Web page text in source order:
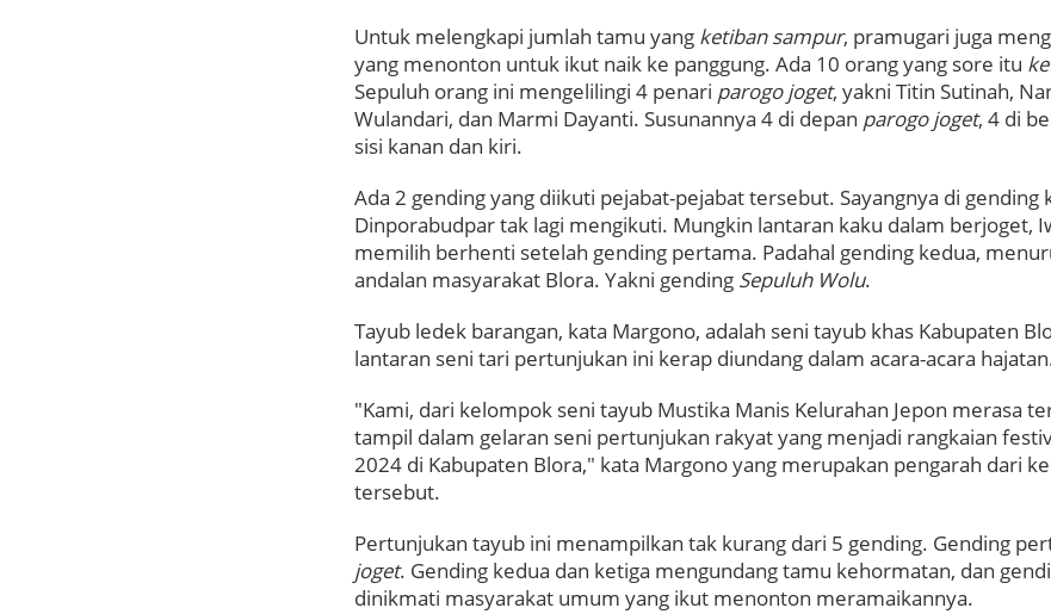
Untuk melengkapi jumlah tamu yang ketiban sampur, pramugari juga
yang menonton untuk ikut naik ke panggung. Ada 10 orang yang sore itu
Sepuluh orang ini mengelilingi 4 penari parogo joget, yakni Titin Sutinah,
Wulandari, dan Marmi Dayanti. Susunannya 4 di depan parogo joget, 4 di
sisi kanan dan kiri.
Ada 2 gending yang diikuti pejabat-pejabat tersebut. Sayangnya di gending
Dinporabudpar tak lagi mengikuti. Mungkin lantaran kaku dalam berjoget,
memilih berhenti setelah gending pertama. Padahal gending kedua,
andalan masyarakat Blora. Yakni gending Sepuluh Wolu.
Tayub ledek barangan, kata Margono, adalah seni tayub khas Kabupaten
lantaran seni tari pertunjukan ini kerap diundang dalam acara-acara
"Kami, dari kelompok seni tayub Mustika Manis Kelurahan Jepon merasa
tampil dalam gelaran seni pertunjukan rakyat yang menjadi rangkaian
2024 di Kabupaten Blora," kata Margono yang merupakan pengarah dari
tersebut.
Pertunjukan tayub ini menampilkan tak kurang dari 5 gending. Gending
joget. Gending kedua dan ketiga mengundang tamu kehormatan, dan
dinikmati masyarakat umum yang ikut menonton meramaikannya.